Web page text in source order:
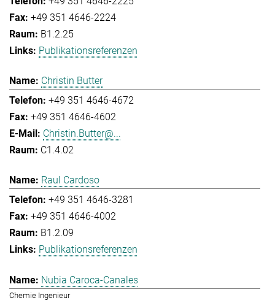
+49 351 4646-2224
B1.2.25
Publikationsreferenzen
Christin Butter
+49 351 4646-4672
+49 351 4646-4602
Christin.Butter@...
C1.4.02
Raul Cardoso
+49 351 4646-3281
+49 351 4646-4002
B1.2.09
Publikationsreferenzen
Nubia Caroca-Canales
Chemie Ingenieur